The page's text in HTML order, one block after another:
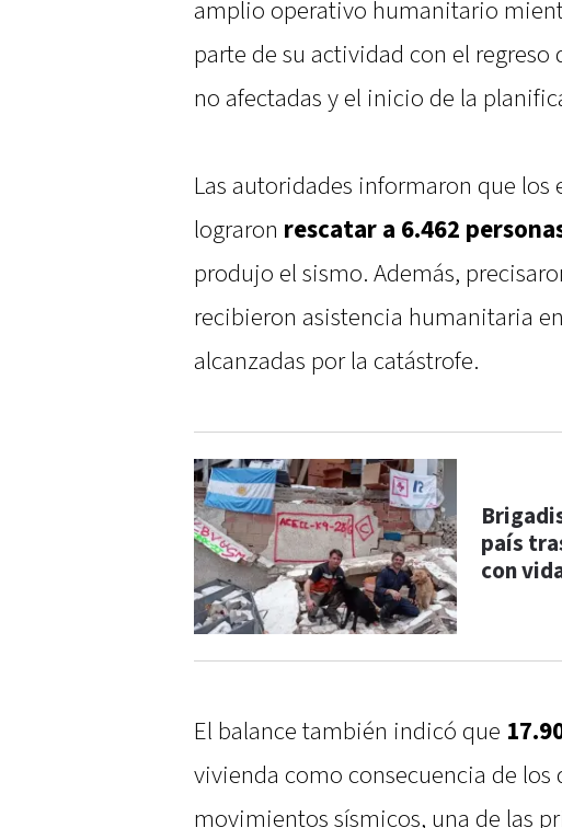
amplio operativo humanitario
parte de su actividad con el regreso
no afectadas y el inicio de la
Las autoridades informaron que los
lograron rescatar a 6.462
produjo el sismo. Además,
recibieron asistencia humanitaria
alcanzadas por la catástrofe.
país
con
El balance también indicó que
vivienda como consecuencia de los
movimientos sísmicos, una de las